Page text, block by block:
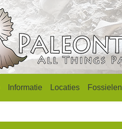
Informatie Locaties Fossielen